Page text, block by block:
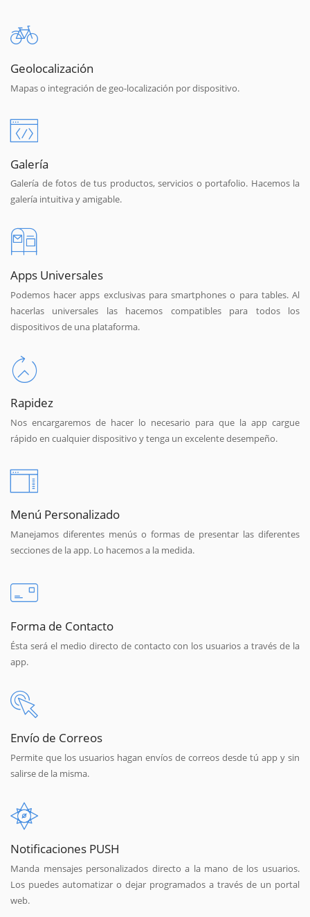
Geolocalización
Mapas o integración de geo-localización por dispositivo.
Galería
Galería de fotos de tus productos, servicios o portafolio. Hacemos la
galería intuitiva y amigable.
Apps Universales
Podemos hacer apps exclusivas para smartphones o para tables. Al
hacerlas universales las hacemos compatibles para todos los
dispositivos de una plataforma.
Rapidez
Nos encargaremos de hacer lo necesario para que la app cargue
rápido en cualquier dispositivo y tenga un excelente desempeño.
Menú Personalizado
Manejamos diferentes menús o formas de presentar las diferentes
secciones de la app. Lo hacemos a la medida.
Forma de Contacto
Ésta será el medio directo de contacto con los usuarios a través de la
app.
Envío de Correos
Permite que los usuarios hagan envíos de correos desde tú app y sin
salirse de la misma.
Notificaciones PUSH
Manda mensajes personalizados directo a la mano de los usuarios.
Los puedes automatizar o dejar programados a través de un portal
web.